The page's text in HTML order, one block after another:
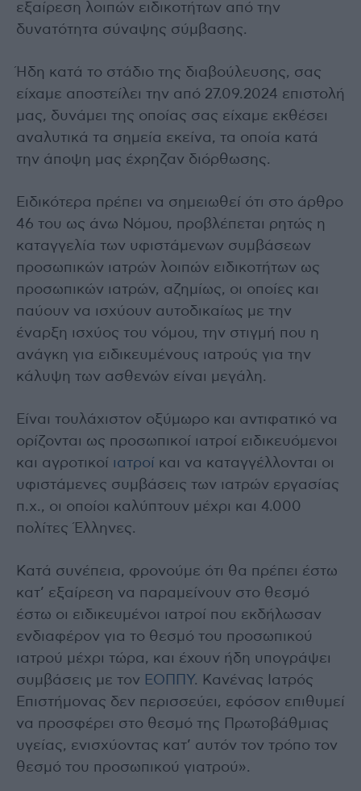
εξαίρεση λοιπών ειδικοτήτων από την
δυνατότητα σύναψης σύμβασης.
Ήδη κατά το στάδιο της διαβούλευσης, σας
είχαμε αποστείλει την από 27.09.2024 επιστολή
μας, δυνάμει της οποίας σας είχαμε εκθέσει
αναλυτικά τα σημεία εκείνα, τα οποία κατά
την άποψη μας έχρηζαν διόρθωσης.
Ειδικότερα πρέπει να σημειωθεί ότι στο άρθρο
46 του ως άνω Νόμου, προβλέπεται ρητώς η
καταγγελία των υφιστάμενων συμβάσεων
προσωπικών ιατρών λοιπών ειδικοτήτων ως
προσωπικών ιατρών, αζημίως, οι οποίες και
παύουν να ισχύουν αυτοδικαίως με την
έναρξη ισχύος του νόμου, την στιγμή που η
ανάγκη για ειδικευμένους ιατρούς για την
κάλυψη των ασθενών είναι μεγάλη.
Είναι τουλάχιστον οξύμωρο και αντιφατικό να
ορίζονται ως προσωπικοί ιατροί ειδικευόμενοι
και αγροτικοί ιατροί και να καταγγέλλονται οι
υφιστάμενες συμβάσεις των ιατρών εργασίας
π.χ., οι οποίοι καλύπτουν μέχρι και 4.000
πολίτες Έλληνες.
Κατά συνέπεια, φρονούμε ότι θα πρέπει έστω
κατ’ εξαίρεση να παραμείνουν στο θεσμό
έστω οι ειδικευμένοι ιατροί που εκδήλωσαν
ενδιαφέρον για το θεσμό του προσωπικού
ιατρού μέχρι τώρα, και έχουν ήδη υπογράψει
συμβάσεις με τον ΕΟΠΠΥ. Κανένας Ιατρός
Επιστήμονας δεν περισσεύει, εφόσον επιθυμεί
να προσφέρει στο θεσμό της Πρωτοβάθμιας
υγείας, ενισχύοντας κατ’ αυτόν τον τρόπο τον
θεσμό του προσωπικού γιατρού».